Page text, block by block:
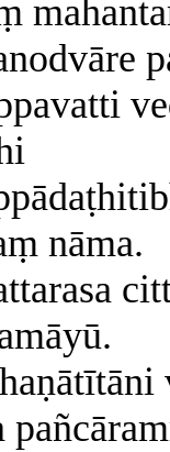
nāma.